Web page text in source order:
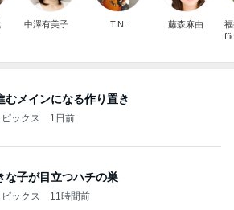
中澤有美子 T.N. 藤森麻由
むメインになる作り置き
ックス 1日前
な子が目立つハチの巣
ックス 11時間前